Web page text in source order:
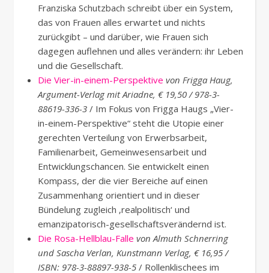
Franziska Schutzbach schreibt über ein System,
das von Frauen alles erwartet und nichts
zurückgibt – und darüber, wie Frauen sich
dagegen auflehnen und alles verändern: ihr Leben
und die Gesellschaft.
Die Vier-in-einem-Perspektive von Frigga Haug,
Argument-Verlag mit Ariadne, € 19,50 / 978-3-
88619-336-3 / Im Fokus von Frigga Haugs „Vier-
in-einem-Perspektive“ steht die Utopie einer
gerechten Verteilung von Erwerbsarbeit,
Familienarbeit, Gemeinwesensarbeit und
Entwicklungschancen. Sie entwickelt einen
Kompass, der die vier Bereiche auf einen
Zusammenhang orientiert und in dieser
Bündelung zugleich ‚realpolitisch‘ und
emanzipatorisch-gesellschaftsverändernd ist.
Die Rosa-Hellblau-Falle von Almuth Schnerring
und Sascha Verlan, Kunstmann Verlag, € 16,95 /
ISBN: 978-3-88897-938-5 / Rollenklischees im